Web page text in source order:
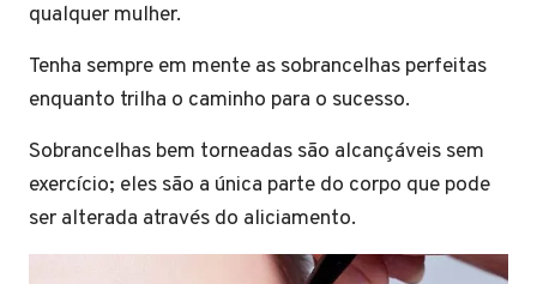
qualquer mulher.
Tenha sempre em mente as sobrancelhas perfeitas
enquanto trilha o caminho para o sucesso.
Sobrancelhas bem torneadas são alcançáveis ​​sem
exercício; eles são a única parte do corpo que pode
ser alterada através do aliciamento.